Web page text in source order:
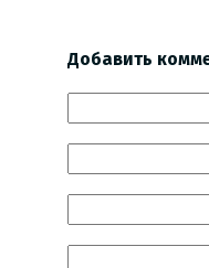
Добавить